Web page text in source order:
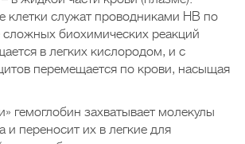
клетки служат проводниками НВ по
сложных биохимических реакций
в легких кислородом, и с
перемещается по крови, насыщая
гемоглобин захватывает молекулы
и переносит их в легкие для